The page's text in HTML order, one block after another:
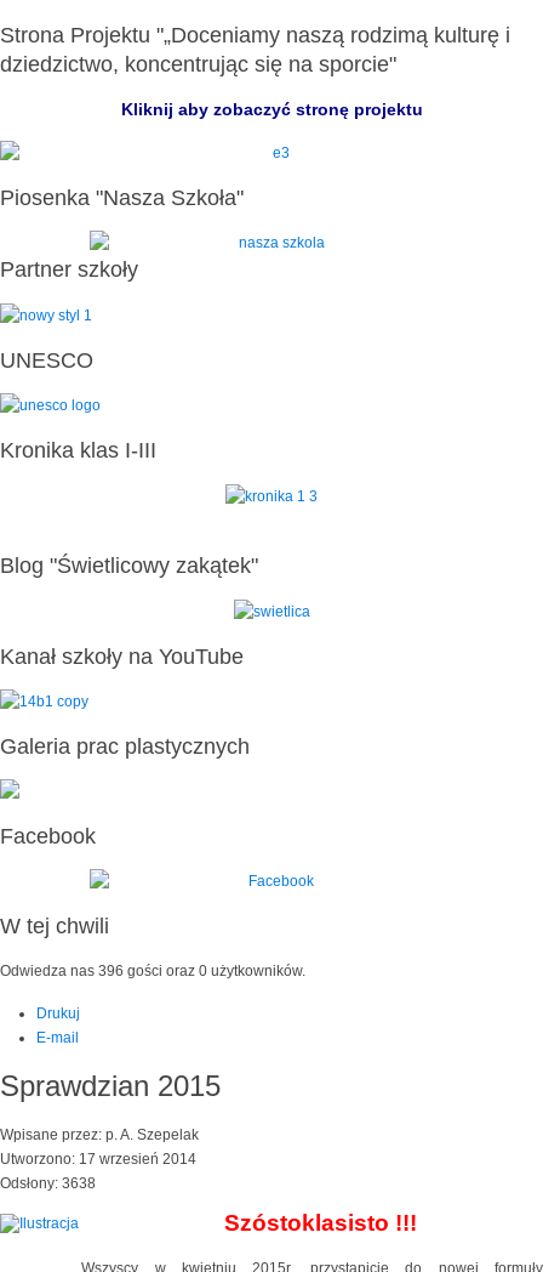
Strona Projektu "„Doceniamy naszą rodzimą kulturę i
dziedzictwo, koncentrując się na sporcie"
Kliknij aby zobaczyć stronę projektu
Piosenka "Nasza Szkoła"
Partner szkoły
UNESCO
Kronika klas I-III
Blog "Świetlicowy zakątek"
Kanał szkoły na YouTube
Galeria prac plastycznych
Facebook
W tej chwili
Odwiedza nas 396 gości oraz 0 użytkowników.
Drukuj
E-mail
Sprawdzian 2015
Wpisane przez: p. A. Szepelak
Utworzono: 17 wrzesień 2014
Odsłony: 3638
Szóstoklasisto !!!
Wszyscy w kwietniu 2015r. przystąpicie do nowej formuły